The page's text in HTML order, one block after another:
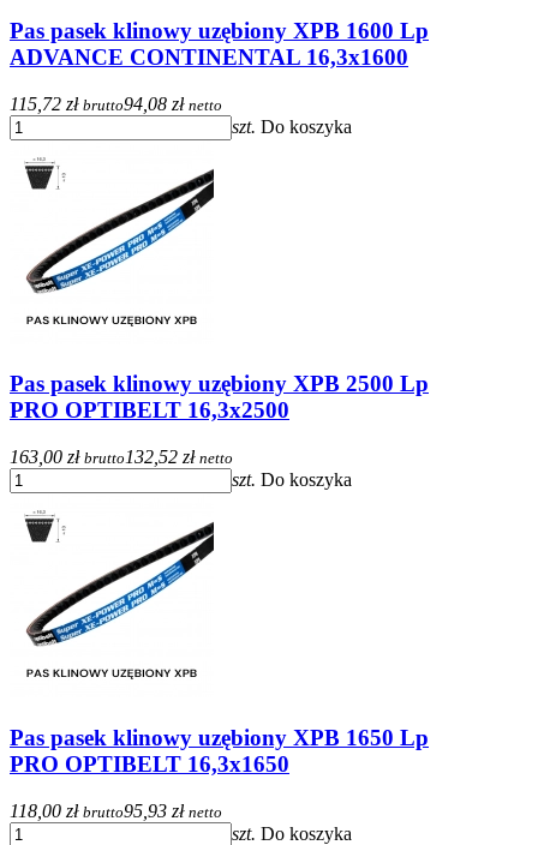
Pas pasek klinowy uzębiony XPB 1600 Lp
ADVANCE CONTINENTAL 16,3x1600
115,72 zł brutto94,08 zł netto
szt. Do koszyka
Pas pasek klinowy uzębiony XPB 2500 Lp
PRO OPTIBELT 16,3x2500
163,00 zł brutto 132,52 zł netto
szt. Do koszyka
Pas pasek klinowy uzębiony XPB 1650 Lp
PRO OPTIBELT 16,3x1650
118,00 zł brutto95,93 zł netto
szt. Do koszyka